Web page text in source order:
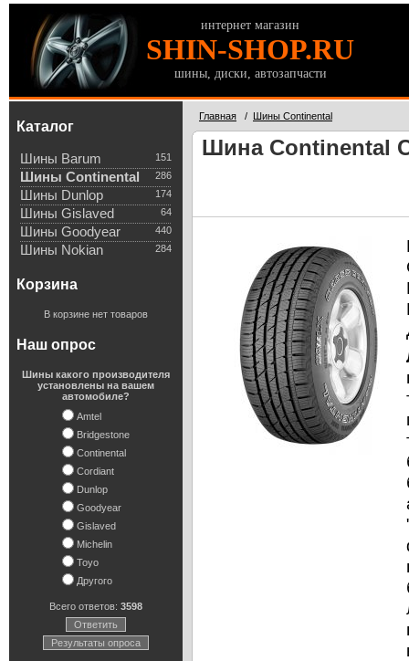
интернет магазин
SHIN-SHOP.RU
шины, диски, автозапчасти
Каталог
151
Шины Barum
286
Шины Continental
174
Шины Dunlop
64
Шины Gislaved
440
Шины Goodyear
284
Шины Nokian
Корзина
В корзине нет товаров
Наш опрос
Шины какого производителя
установлены на вашем
автомобиле?
Amtel
Bridgestone
Continental
Cordiant
Dunlop
Goodyear
Gislaved
Michelin
Toyo
Другого
Всего ответов: 3598
Ответить
Результаты опроса
Главная / Шины Continental
Шина Continental